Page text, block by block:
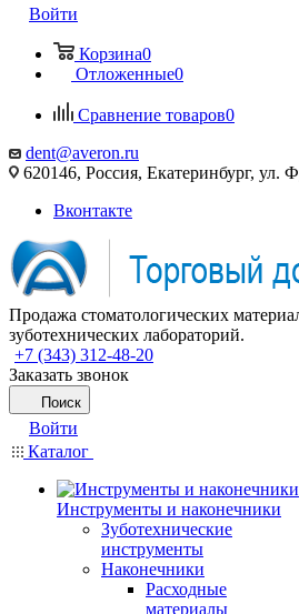
Войти
Корзина0
Отложенные0
Сравнение товаров0
dent@averon.ru
620146, Россия, Екатеринбург, ул.
Вконтакте
Продажа стоматологических
зуботехнических лабораторий.
+7 (343) 312-48-20
Заказать звонок
Поиск
Войти
Каталог
Инструменты и наконечники
Зуботехнические
инструменты
Наконечники
Расходные
материалы